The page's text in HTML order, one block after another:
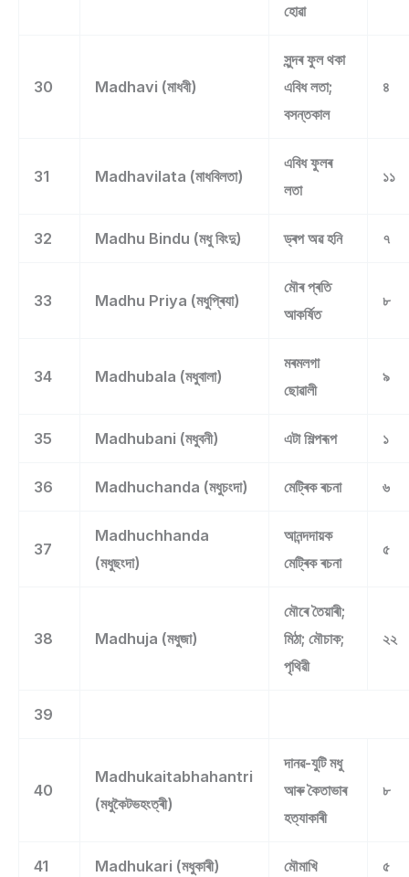
হোৱা
30 Madhavi (মাধবী)
সুন্দৰ ফুল থকা
এবিধ লতা;
বসন্তকাল
৪
31 Madhavilata (মাধবিলতা)
এবিধ ফুলৰ
লতা
১১
32 Madhu Bindu (মধু বিংদু) ড্ৰপ অৱ হনি ৭
33 Madhu Priya (মধুপ্ৰিযা)
মৌৰ প্ৰতি
আকৰ্ষিত
৮
34 Madhubala (মধুবালা)
মৰমলগা
ছোৱালী
৯
35 Madhubani (মধুবনী) এটা শিল্পৰূপ ১
36 Madhuchanda (মধুচংদা) মেট্ৰিক ৰচনা ৬
37
Madhuchhanda
(মধুছংদা)
আনন্দদায়ক
মেট্ৰিক ৰচনা
৫
38 Madhuja (মধুজা)
মৌৰে তৈয়াৰী;
মিঠা; মৌচাক;
পৃথিৱী
২২
39
40
Madhukaitabhahantri
(মধুকৈটভহংত্ৰী)
দানৱ-যুটি মধু
আৰু কৈতাভাৰ
হত্যাকাৰী
৮
41 Madhukari (মধুকাৰী) মৌমাখি ৫